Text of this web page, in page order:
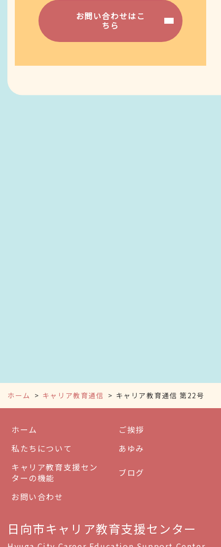
お問い合わせはこ
ちら
ホーム キャリア教育通信 キャリア教育通信 第22号
ホーム
ご挨拶
私たちについて
あゆみ
キャリア教育支援セン
ターの機能
ブログ
お問い合わせ
日向市キャリア教育支援センター